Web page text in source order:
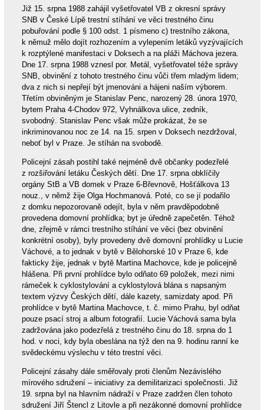
Již 15. srpna 1988 zahájil vyšetřovatel VB z okresní správy
SNB v České Lípě trestní stíhání ve věci trestného činu
pobuřování podle § 100 odst. 1 písmeno c) trestního zákona,
k němuž mělo dojít rozhozením a vylepením letáků vyzývajících
k rozptýlené manifestaci v Doksech a na pláži Máchova jezera.
Dne 17. srpna 1988 vznesl por. Metál, vyšetřovatel téže správy
SNB, obvinění z tohoto trestného činu vůči třem mladým lidem;
dva z nich si nepřejí být jmenováni a hájeni naším výborem.
Třetím obviněným je Stanislav Penc, narozený 28. února 1970,
bytem Praha 4-Chodov 972, Vyhnálkova ulice, zedník,
svobodný. Stanislav Penc však může prokázat, že se
inkriminovanou noc ze 14. na 15. srpen v Doksech nezdržoval,
neboť byl v Praze. Je stíhán na svobodě.
Policejní zásah postihl také nejméně dvě občanky podezřelé
z rozšiřování letáku Českých dětí. Dne 17. srpna obklíčily
orgány StB a VB domek v Praze 6-Břevnově, Hošťálkova 13
nouz., v němž žije Olga Hochmanová. Poté, co se jí podařilo
z domku nepozorovaně odejít, byla v něm pravděpodobně
provedena domovní prohlídka; byt je úředně zapečetěn. Téhož
dne, zřejmě v rámci trestního stíhání ve věci (bez obvinění
konkrétní osoby), byly provedeny dvě domovní prohlídky u Lucie
Váchové, a to jednak v bytě v Bělohorské 10 v Praze 6, kde
fakticky žije, jednak v bytě Martina Machovce, kde je policejně
hlášena. Při první prohlídce bylo odňato 69 položek, mezi nimi
rámeček k cyklostylování a cyklostylová blána s napsaným
textem výzvy Českých dětí, dále kazety, samizdaty apod. Při
prohlídce v bytě Martina Machovce, t. č. mimo Prahu, byl odňat
pouze psací stroj a album fotografií. Lucie Váchová sama byla
zadržována jako podezřelá z trestného činu do 18. srpna do 1
hod. v noci, kdy byla obeslána na týž den na 9. hodinu ranní ke
svědeckému výslechu v této trestní věci.
Policejní zásahy dále směřovaly proti členům Nezávislého
mírového sdružení – iniciativy za demilitarizaci společnosti. Již
19. srpna byl na hlavním nádraží v Praze zadržen člen tohoto
sdružení Jiří Štencl z Litovle a při nezákonné domovní prohlídce